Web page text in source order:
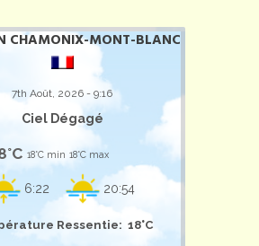
CHAMONIX-MONT-BLANC
7th Août, 2026 - 9:16
Ciel Dégagé
18°C min 18°C max
6:22 20:54
Ressentie: 18°C